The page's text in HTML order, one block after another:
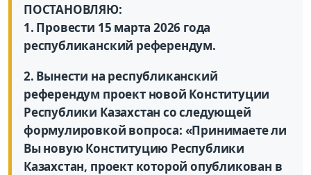
ПОСТАНОВЛЯЮ:
1. Провести 15 марта 2026 года
республиканский референдум.
2. Вынести на республиканский
референдум проект новой Конституции
Республики Казахстан со следующей
формулировкой вопроса: «Принимаете ли
Вы новую Конституцию Республики
Казахстан, проект которой опубликован в